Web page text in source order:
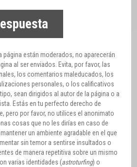
página están moderados, no aparecerán
al ser enviados. Evita, por favor, las
los comentarios maleducados, los
personales, o los calificativos
sean dirigidos al autor de la página o a
Estás en tu perfecto derecho de
pero por favor, no utilices el anonimato
cosas que no les dirías en caso de
un ambiente agradable en el que
sin temor a sentirse insultados o
de manera repetitiva sobre un mismo
varias identidades (astroturfing) o